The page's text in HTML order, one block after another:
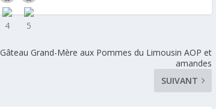
Gâteau Grand-Mère aux Pommes du Limousin AOP et
amandes
SUIVANT